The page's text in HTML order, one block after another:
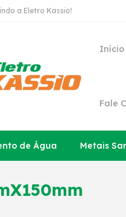
a Eletro Kassio!
Início
Fale
de Água Metais